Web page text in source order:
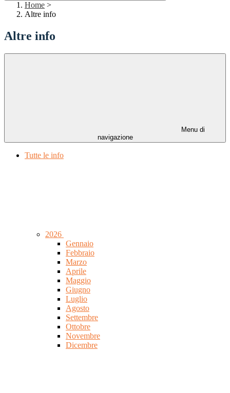
Home >
Altre info
Altre info
Menu di
navigazione
Tutte le info
2026
Gennaio
Febbraio
Marzo
Aprile
Maggio
Giugno
Luglio
Agosto
Settembre
Ottobre
Novembre
Dicembre